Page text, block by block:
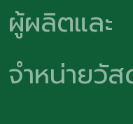
ผู้ผลิตและ
จำหน่ายวั